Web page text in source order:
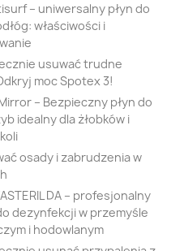
– uniwersalny płyn do
właściwości i
usuwać trudne
moc Spotex 3!
– Bezpieczny płyn do
idealny dla żłobków i
osady i zabrudzenia w
DA – profesjonalny
dezynfekcji w przemyśle
i hodowlanym